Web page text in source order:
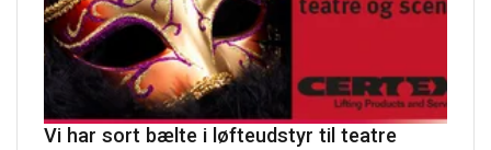
Vi har sort bælte i løfteudstyr til teatre